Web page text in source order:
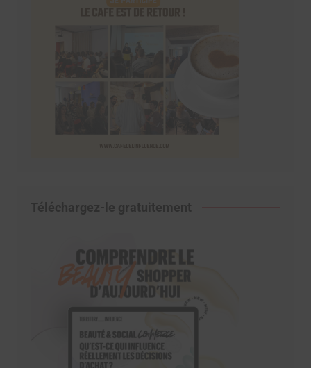
Téléchargez-le gratuitement